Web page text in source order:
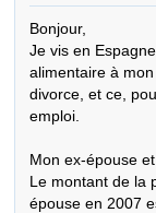
Bonjour,
Je vis en
alimentaire à
divorce, et ce,
emploi.
Mon ex-épouse
Le montant de la
épouse en 2007